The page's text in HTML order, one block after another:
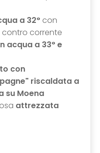
a 32° con
corrente
acqua a 33° e
con
riscaldata a
su Moena
attrezzata